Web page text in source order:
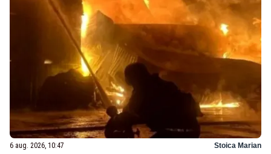
6 aug. 2026, 10:47 Stoica Marian